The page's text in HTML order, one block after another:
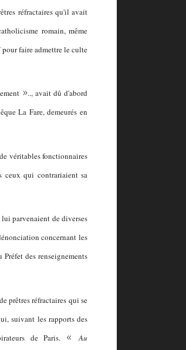
réfractaires qu'il avait
romain, même
faire admettre le culte
».., avait dû d'abord
La Fare, demeurés en
véritables fonctionnaires
ceux qui contrariaient sa
parvenaient de diverses
concernant les
des renseignements
prêtres réfractaires qui se
suivant les rapports des
de Paris. «Au